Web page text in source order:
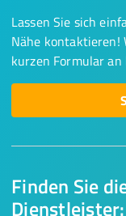
Finden Sie
Dienstleister:
Lassen Sie sich
Nähe kontaktieren!
kurzen Formular